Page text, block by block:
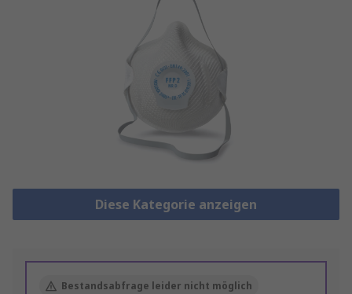
Diese Kategorie anzeigen
Bestandsabfrage leider nicht möglich